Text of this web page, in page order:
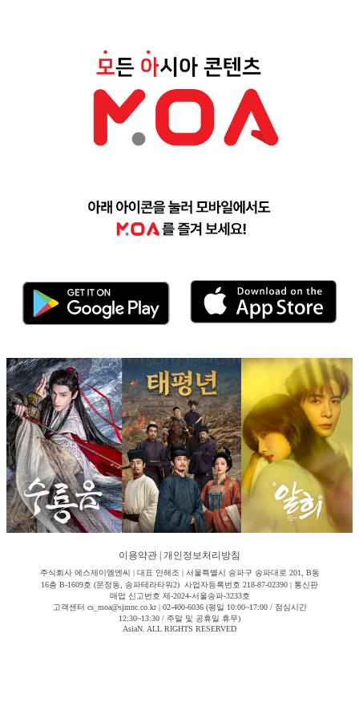
이용약관 개인정보처리방침
주식회사 에스제이엠엔씨 | 대표 안해조 | 서울특별시 송파구 송파대로 201, B동
16층 B-1609호 (문정동, 송파테라타워2) 사업자등록번호 218-87-02390 | 통신판
매업 신고번호 제-2024-서울송파-3233호
고객센터 cs_moa@sjmnc.co.kr | 02-400-6036 (평일 10:00~17:00 / 점심시간
12:30~13:30 / 주말 및 공휴일 휴무)
AsiaN. ALL RIGHTS RESERVED